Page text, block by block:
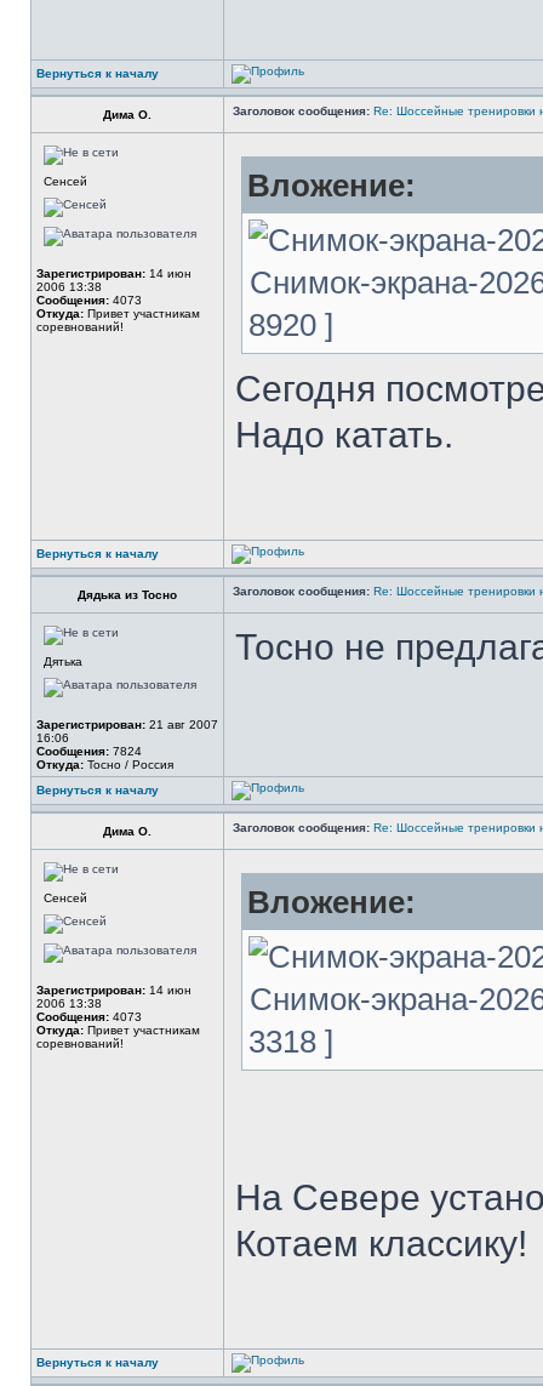
Вернуться к началу
Дима О. Заголовок сообщения: Re: Шоссейные тренировки
Сенсей
Зарегистрирован: 14 июн
2006 13:38
Сообщения: 4073
Откуда: Привет участникам
соревнований!
Вложение:
Снимок-экрана-
8920 ]
Сегодня
Надо катать.
Вернуться к началу
Дядька из Тосно Заголовок сообщения: Re: Шоссейные тренировки
Дятька
Зарегистрирован: 21 авг 2007
16:06
Сообщения: 7824
Откуда: Тосно / Россия
Тосно не
Вернуться к началу
Дима О. Заголовок сообщения: Re: Шоссейные тренировки
Сенсей
Зарегистрирован: 14 июн
2006 13:38
Сообщения: 4073
Откуда: Привет участникам
соревнований!
Вложение:
Снимок-экрана-
3318 ]
На Севере
Котаем классику!
Вернуться к началу